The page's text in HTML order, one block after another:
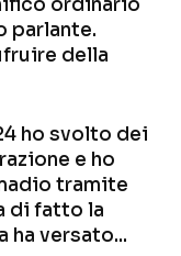
ordinario
parlante.
della
ho svolto dei
e ho
tramite
di fatto la
ha versato...